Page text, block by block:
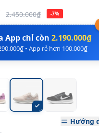
2.450.000₫ -7%
App chỉ còn 2.190.000₫
• App rẻ hơn 100.000₫
Hướng